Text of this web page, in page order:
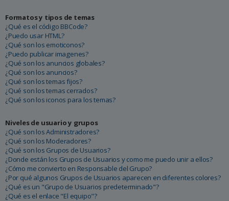
Formatos y tipos de temas
¿Qué es el código BBCode?
¿Puedo usar HTML?
¿Qué son los emoticonos?
¿Puedo publicar imagenes?
¿Qué son los anuncios globales?
¿Qué son los anuncios?
¿Qué son los temas fijos?
¿Qué son los temas cerrados?
¿Qué son los iconos para los temas?
Niveles de usuario y grupos
¿Qué son los Administradores?
¿Qué son los Moderadores?
¿Qué son los Grupos de Usuarios?
¿Donde están los Grupos de Usuarios y como me puedo unir a ellos?
¿Cómo me convierto en Responsable del Grupo?
¿Por qué algunos Grupos de Usuarios aparecen en diferentes colores?
¿Qué es un "Grupo de Usuarios predeterminado"?
¿Qué es el enlace "El equipo"?